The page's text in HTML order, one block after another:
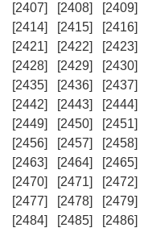
[2407]
[2408] [2409]
[2414]
[2415] [2416]
[2421]
[2422] [2423]
[2428]
[2429] [2430]
[2435]
[2436] [2437]
[2442]
[2443] [2444]
[2449]
[2450] [2451]
[2456]
[2457] [2458]
[2463]
[2464] [2465]
[2470]
[2471] [2472]
[2477]
[2478] [2479]
[2484]
[2485] [2486]